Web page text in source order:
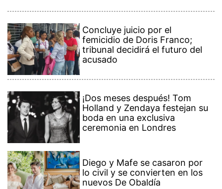
Concluye juicio por el
femicidio de Doris Franco;
tribunal decidirá el futuro del
acusado
¡Dos meses después! Tom
Holland y Zendaya festejan su
boda en una exclusiva
ceremonia en Londres
Diego y Mafe se casaron por
lo civil y se convierten en los
nuevos De Obaldía